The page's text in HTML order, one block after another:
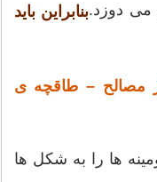
دوزد.بنابراین باید
مصالح – طاقچه ی
توان شومینه ها را به شکل ها